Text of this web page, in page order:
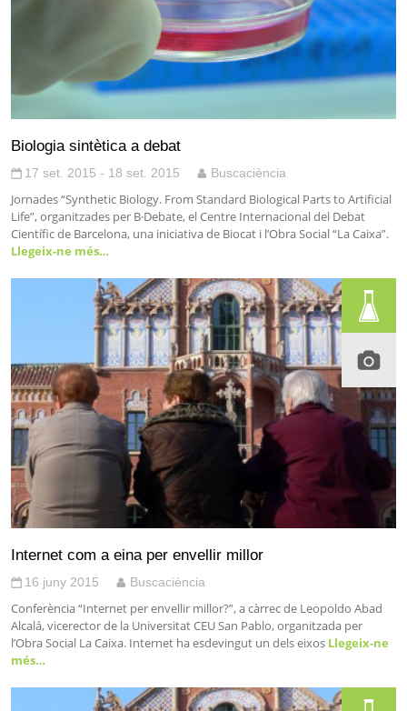
Biologia sintètica a debat
17 set. 2015 - 18 set. 2015 Buscaciència
Jornades “Synthetic Biology. From Standard Biological Parts to Artificial
Life”, organitzades per B·Debate, el Centre Internacional del Debat
Científic de Barcelona, una iniciativa de Biocat i l’Obra Social “La Caixa”.
Llegeix-ne més…
Internet com a eina per envellir millor
16 juny 2015 Buscaciència
Conferència “Internet per envellir millor?”, a càrrec de Leopoldo Abad
Alcalá, vicerector de la Universitat CEU San Pablo, organitzada per
l’Obra Social La Caixa. Internet ha esdevingut un dels eixos Llegeix-ne
més…